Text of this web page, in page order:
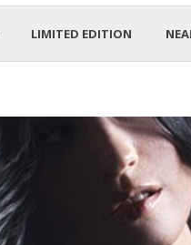
LIMITED EDITION